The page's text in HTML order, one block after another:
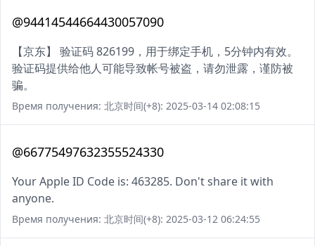
@94414544664430057090
【京东】 验证码 826199，用于绑定手机，5分钟内有效。
验证码提供给他人可能导致帐号被盗，请勿泄露，谨防被
骗。
Время получения: 北京时间(+8): 2025-03-14 02:08:15
@66775497632355524330
Your Apple ID Code is: 463285. Don't share it with
anyone.
Время получения: 北京时间(+8): 2025-03-12 06:24:55